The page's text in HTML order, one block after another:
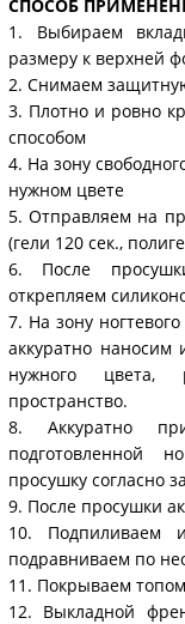
СПОСОБ
1. Выбираем
размеру к верхней
2. Снимаем
3. Плотно и ровно
способом
4. На зону
нужном цвете
5. Отправляем на
(гели 120 сек.,
6. После
открепляем
7. На зону
аккуратно наносим
нужного цвета,
пространство.
8. Аккуратно
подготовленной
просушку согласно
9. После просушки
10. Подпиливаем
подравниваем по
11. Покрываем
12. Выкладной